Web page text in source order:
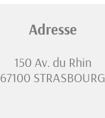
Adresse
150 Av. du Rhin
67100 STRASBOURG